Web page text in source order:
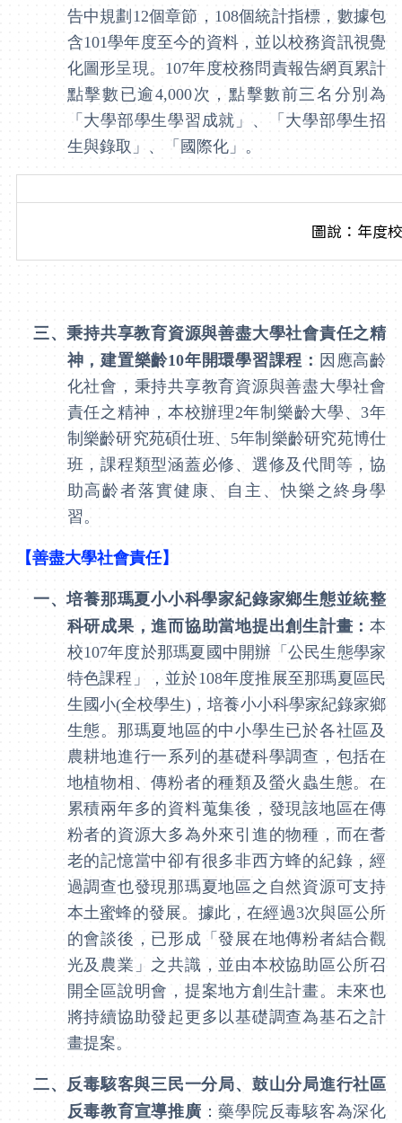
告中規劃 12個章節， 108個統計指標，數據包
含101學年度至今的資料，並以校務資訊視覺
化圖形呈現。 107年度校務問責報告網頁累計
點擊數已逾4,000次，點擊數前三名分別為
「大學部學生學習成就」、「大學部學生招
生與錄取」、「國際化」。
圖說：年度
三、秉持共享教育資源與善盡大學社會責任之精
神，建置樂齡10年開環學習課程： 因應高齡
化社會，秉持共享教育資源與善盡大學社會
責任之精神，本校辦理2年制樂齡大學、3年
制樂齡研究苑碩仕班、 5年制樂齡研究苑博仕
班，課程類型涵蓋必修、選修及代間等，協
助高齡者落實健康、自主、快樂之終身學
習。
【善盡大學社會責任】
一、培養那瑪夏小小科學家紀錄家鄉生態並統整
科研成果，進而協助當地提出創生計畫：本
校107年度於那瑪夏國中開辦「公民生態學家
特色課程」，並於108年度推展至那瑪夏區民
生國小(全校學生) ，培養小小科學家紀錄家鄉
生態。那瑪夏地區的中小學生已於各社區及
農耕地進行一系列的基礎科學調查，包括在
地植物相、傳粉者的種類及螢火蟲生態。在
累積兩年多的資料蒐集後，發現該地區在傳
粉者的資源大多為外來引進的物種，而在耆
老的記憶當中卻有很多非西方蜂的紀錄，經
過調查也發現那瑪夏地區之自然資源可支持
本土蜜蜂的發展。據此，在經過3次與區公所
的會談後，已形成「發展在地傳粉者結合觀
光及農業」之共識，並由本校協助區公所召
開全區說明會，提案地方創生計畫。未來也
將持續協助發起更多以基礎調查為基石之計
畫提案。
二、 反毒駭客與三民一分局、鼓山分局進行社區
反毒教育宣導推廣 ：藥學院反毒駭客為深化